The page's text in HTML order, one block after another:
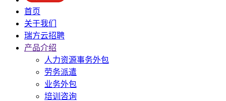
首页
关于我们
瑞方云招聘
产品介绍
人力资源事务外包
劳务派遣
业务外包
培训咨询